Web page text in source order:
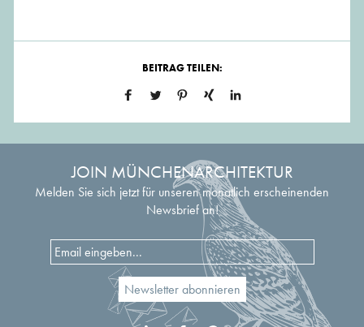
BEITRAG TEILEN:
JOIN MÜNCHENARCHITEKTUR
Melden Sie sich jetzt für unseren monatlich erscheinenden
Newsbrief an!